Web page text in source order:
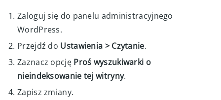
Zaloguj się do panelu administracyjnego
WordPress.
Przejdź do Ustawienia > Czytanie.
Zaznacz opcję Proś wyszukiwarki o
nieindeksowanie tej witryny.
Zapisz zmiany.